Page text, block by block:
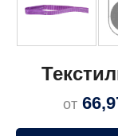
от